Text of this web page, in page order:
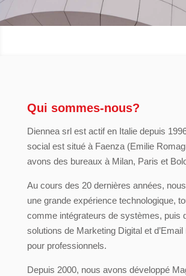
Qui sommes-nous?
Diennea srl est actif en Italie depuis
social est situé à Faenza (Emilie
avons des bureaux à Milan, Paris et
Au cours des 20 dernières années,
une grande expérience technologique,
comme intégrateurs de systèmes, puis
solutions de Marketing Digital et
pour professionnels.
Depuis 2000, nous avons développé